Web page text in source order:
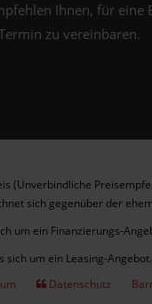
Ihnen, für eine
zu vereinbaren.
(Unverbindliche
sich gegenüber der
um ein Finanzierungs-
sich um ein Leasing-
Datenschutz